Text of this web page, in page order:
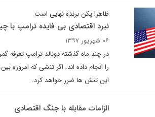
ظاهرا پکن برنده نهایی است
نبرد اقتصادی بی فایده ترامپ با
۰۶ شهریور ۱۳۹۷
در چند ماه گذشته دونالد ترامپ تعرفه
را انجام داده اند. اگر تنشی که امروزه
این تنش ها ضرر خواهد کرد.
الزامات مقابله با جنگ اقتصادی